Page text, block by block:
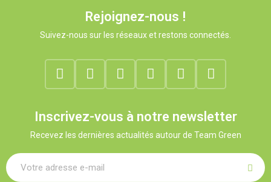
Rejoignez-nous !
Suivez-nous sur les réseaux et restons connectés.
Inscrivez-vous à notre newsletter
Recevez les dernières actualités autour de Team Green